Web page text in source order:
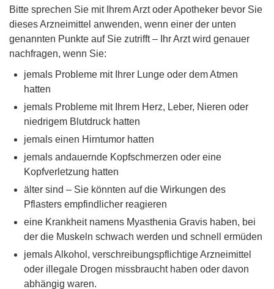
Bitte sprechen Sie mit Ihrem Arzt oder Apotheker bevor Sie
dieses Arzneimittel anwenden, wenn einer der unten
genannten Punkte auf Sie zutrifft – Ihr Arzt wird genauer
nachfragen, wenn Sie:
jemals Probleme mit Ihrer Lunge oder dem Atmen
hatten
jemals Probleme mit Ihrem Herz, Leber, Nieren oder
niedrigem Blutdruck hatten
jemals einen Hirntumor hatten
jemals andauernde Kopfschmerzen oder eine
Kopfverletzung hatten
älter sind – Sie könnten auf die Wirkungen des
Pflasters empfindlicher reagieren
eine Krankheit namens Myasthenia Gravis haben, bei
der die Muskeln schwach werden und schnell ermüden
jemals Alkohol, verschreibungspflichtige Arzneimittel
oder illegale Drogen missbraucht haben oder davon
abhängig waren.